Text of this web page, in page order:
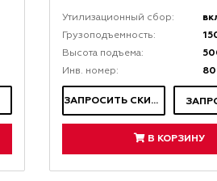
Утилизационный сбор:
Грузоподъемность:
Высота подъема:
Инв. номер:
ЗАПРОСИТЬ СКИДКУ
В КОРЗИНУ